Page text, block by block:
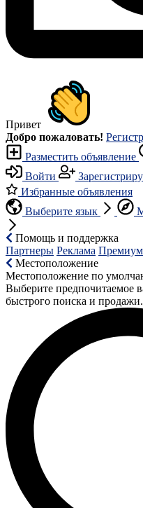
Привет
Добро пожаловать!
Разместить объявление
Войти
Избранные объявления
Выберите язык
Помощь и поддержка
Партнеры Реклама Премиум
Местоположение
Местоположение по
Выберите предпочитаемое
быстрого поиска и продажи.